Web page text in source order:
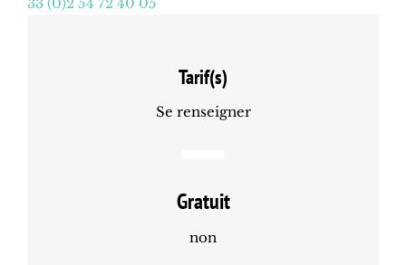
Tarif(s)
Se renseigner
Gratuit
non